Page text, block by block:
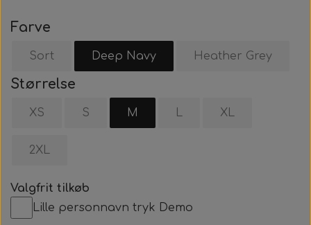
Farve
Sort Deep Navy Heather Grey
Størrelse
XS S M L XL
2XL
Valgfrit tilkøb
Lille personnavn tryk Demo